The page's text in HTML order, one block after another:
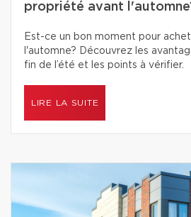
propriété avant
Est-ce un bon moment pour
l'automne? Découvrez les
fin de l’été et les points à vérifier.
LIRE LA SUITE